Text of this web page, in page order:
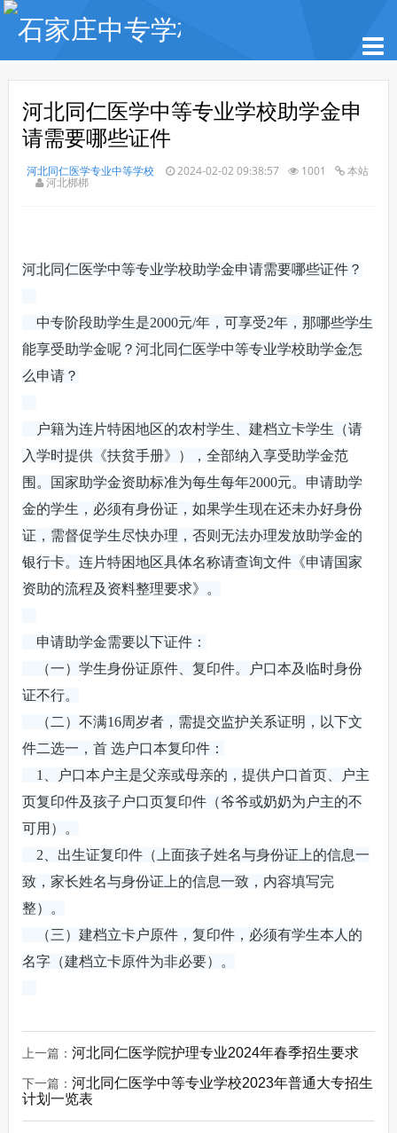
​河北同仁医学中等专业学校助学金申
请需要哪些证件
河北同仁医学专业中等学校 2024-02-02 09:38:57 1001 本站
河北梆梆
河北同仁医学中等专业学校助学金申请需要哪些证件？
中专阶段助学生是2000元/年，可享受2年，那哪些学生
能享受助学金呢？河北同仁医学中等专业学校助学金怎
么申请？
户籍为连片特困地区的农村学生、建档立卡学生（请
入学时提供《扶贫手册》），全部纳入享受助学金范
围。国家助学金资助标准为每生每年2000元。申请助学
金的学生，必须有身份证，如果学生现在还未办好身份
证，需督促学生尽快办理，否则无法办理发放助学金的
银行卡。连片特困地区具体名称请查询文件《申请国家
资助的流程及资料整理要求》。
申请助学金需要以下证件：
（一）学生身份证原件、复印件。户口本及临时身份
证不行。
（二）不满16周岁者，需提交监护关系证明，以下文
件二选一，首 选户口本复印件：
1、户口本户主是父亲或母亲的，提供户口首页、户主
页复印件及孩子户口页复印件（爷爷或奶奶为户主的不
可用）。
2、出生证复印件（上面孩子姓名与身份证上的信息一
致，家长姓名与身份证上的信息一致，内容填写完
整）。
（三）建档立卡户原件，复印件，必须有学生本人的
名字（建档立卡原件为非必要）。
上一篇： 河北同仁医学院护理专业2024年春季招生要求
下一篇： 河北同仁医学中等专业学校2023年普通大专招生
计划一览表